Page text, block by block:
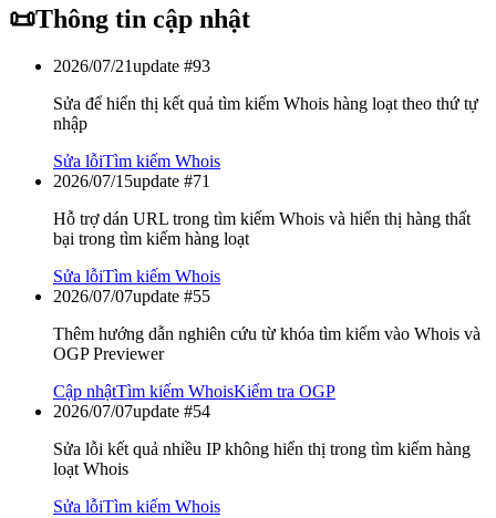
📜Thông tin cập nhật
2026/07/21update #93
Sửa để hiển thị kết quả tìm kiếm Whois hàng loạt theo thứ tự
nhập
Sửa lỗiTìm kiếm Whois
2026/07/15update #71
Hỗ trợ dán URL trong tìm kiếm Whois và hiển thị hàng thất
bại trong tìm kiếm hàng loạt
Sửa lỗiTìm kiếm Whois
2026/07/07update #55
Thêm hướng dẫn nghiên cứu từ khóa tìm kiếm vào Whois và
OGP Previewer
Cập nhậtTìm kiếm WhoisKiểm tra OGP
2026/07/07update #54
Sửa lỗi kết quả nhiều IP không hiển thị trong tìm kiếm hàng
loạt Whois
Sửa lỗiTìm kiếm Whois